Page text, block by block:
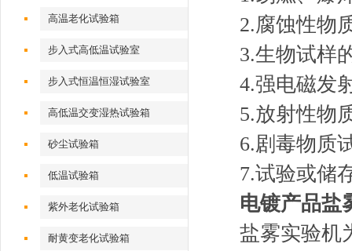
高温老化试验箱
步入式高低温试验室
步入式恒温恒湿试验室
高低温交变湿热试验箱
砂尘试验箱
低温试验箱
紫外老化试验箱
耐黄变老化试验箱
2.腐蚀性物
3.生物试样
4.强电磁发
5.放射性物
6.剧毒物质
7.试验或储
电镀产品盐
盐雾实验机